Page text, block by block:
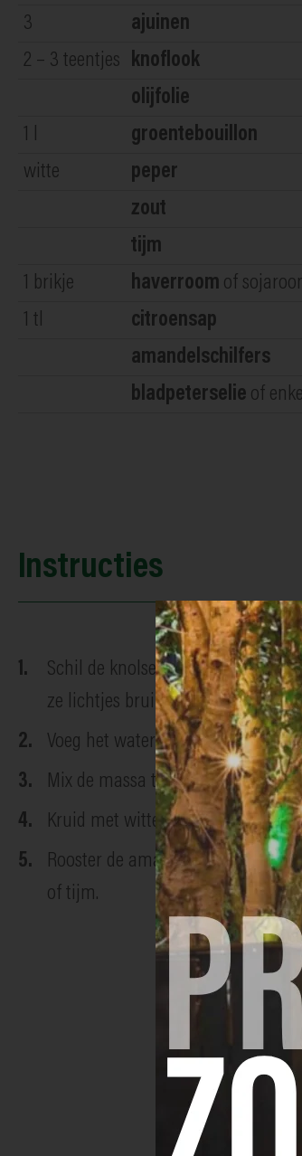
3
ajuinen
2 – 3 teentjes
knoflook
olijfolie
1
groentebouillon
witte
peper
zout
tijm
1 brikje haverroom of
1 tl
citroensap
amandelschilfers
bladpeterselie of
Instructies
Schil de knolselder en snijd hem
ze lichtjes bruin worden.
Voeg het water met de bouillon
Mix de massa tot ze romig en
Kruid met witte peper, tijm en
Rooster de amandelschilfers in
of tijm.
De